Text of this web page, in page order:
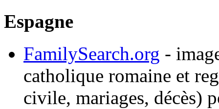
Espagne
FamilySearch.org -
catholique romaine et
civile, mariages, décès)